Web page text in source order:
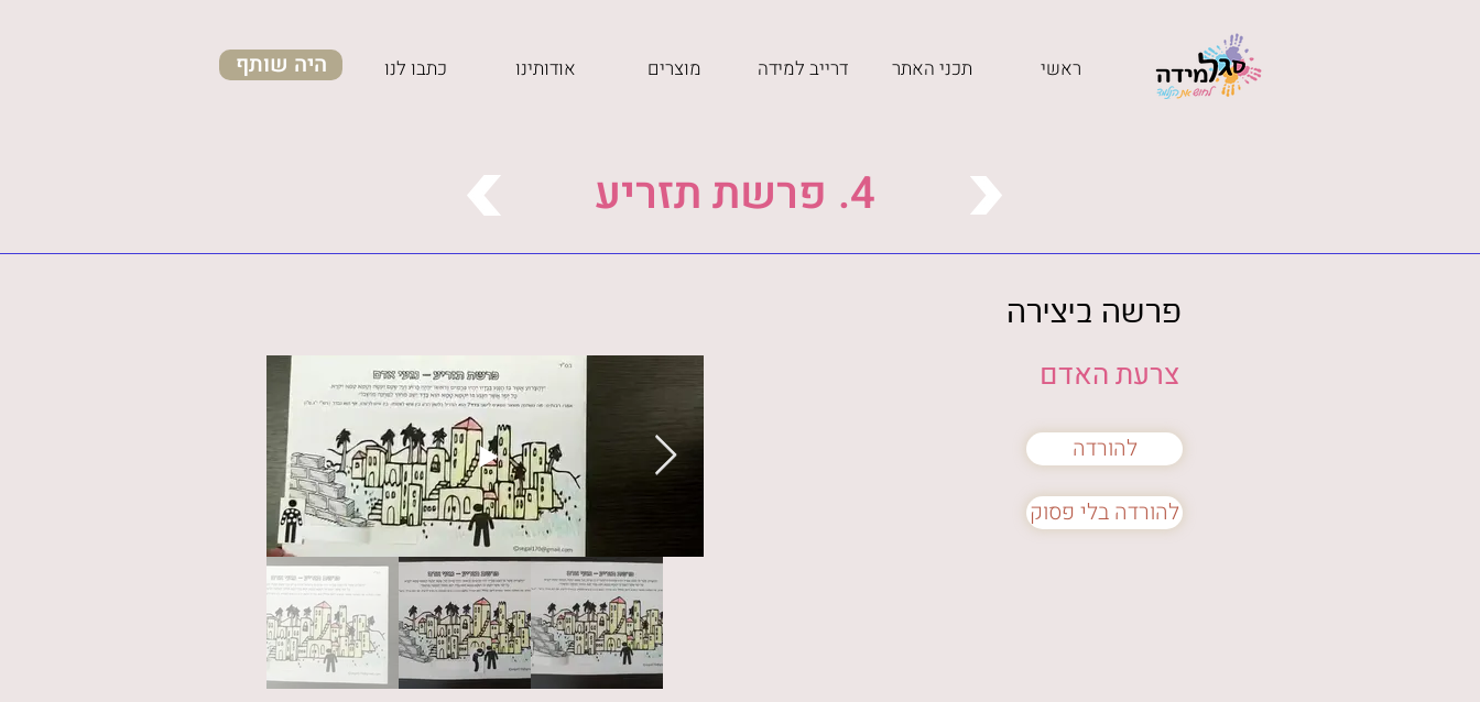
היה שותף ראשי תכני האתר דרייב למידה מוצרים אודותינו כתבו לנו
4. פרשת תזריע
פרשה ביצירה
צרעת האדם
להורדה
להורדה בלי פסוק